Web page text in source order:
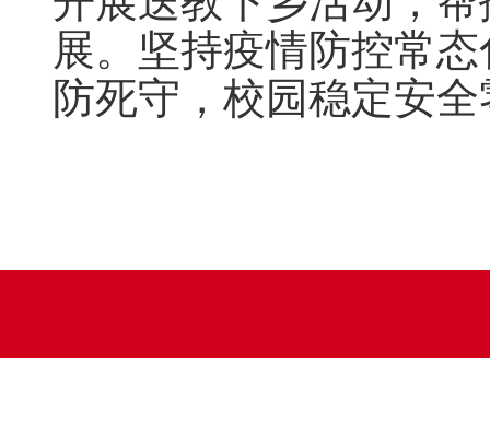
展。坚持疫情防控常
防死守，校园稳定安